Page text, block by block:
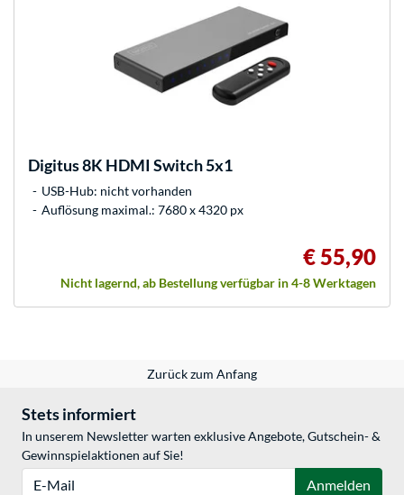
Digitus8K HDMI Switch 5x1
USB-Hub: nicht vorhanden
Auflösung maximal.: 7680 x 4320 px
€ 55,90
Nicht lagernd, ab Bestellung verfügbar in 4-8 Werktagen
Zurück zum Anfang
Stets informiert
In unserem Newsletter warten exklusive Angebote, Gutschein- &
Gewinnspielaktionen auf Sie!
Anmelden